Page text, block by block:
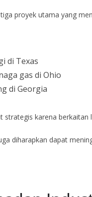
proyek utama yang
di Texas
gas di Ohio
di Georgia
strategis karena berkaitan
diharapkan dapat